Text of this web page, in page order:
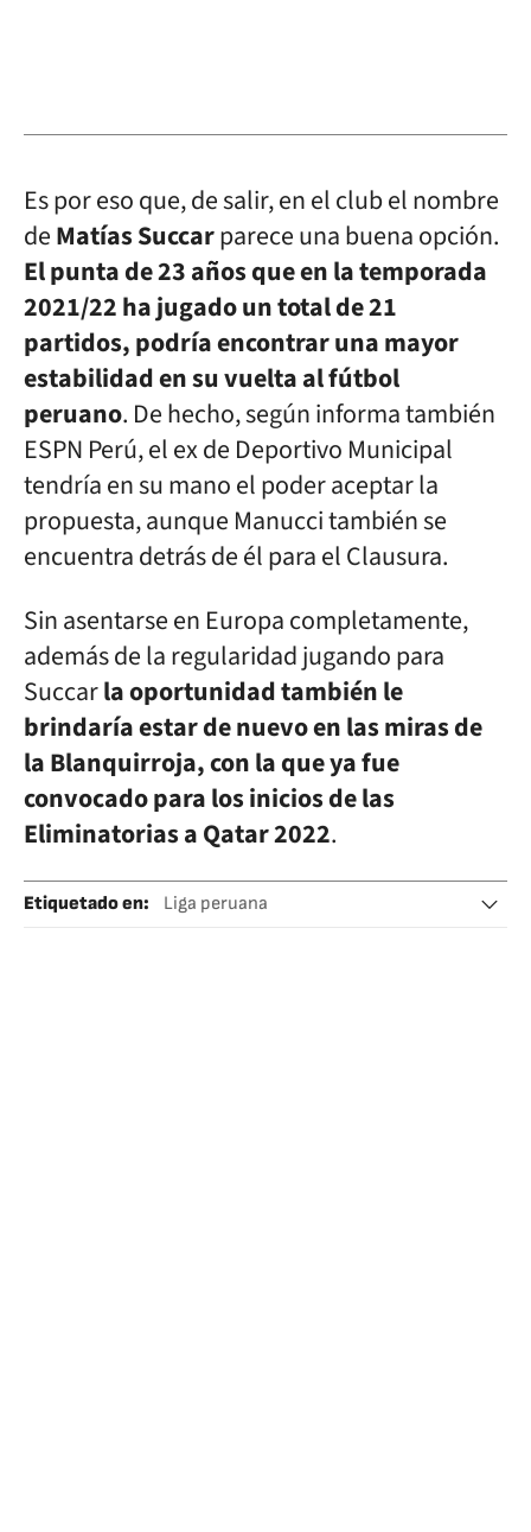
Es por eso que, de salir, en el club el nombre
deMatías Succarparece una buena opción.
El punta de 23 años que en la temporada
2021/22 ha jugado un total de 21
partidos, podría encontrar una mayor
estabilidad en su vuelta al fútbol
peruano. De hecho, según informa también
ESPN Perú, el ex de Deportivo Municipal
tendría en su mano el poder aceptar la
propuesta, aunque Manucci también se
encuentra detrás de él para el Clausura.
Sin asentarse en Europa completamente,
además de la regularidad jugando para
Succarla oportunidad también le
brindaría estar de nuevo en las miras de
la Blanquirroja, con la que ya fue
convocado para los inicios de las
Eliminatorias a Qatar 2022.
Etiquetado en:
Liga peruana